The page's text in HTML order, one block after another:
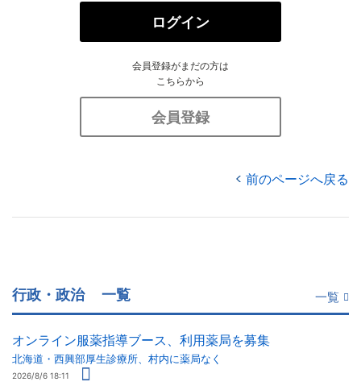
ログイン
会員登録がまだの方は
こちらから
会員登録
前のページへ戻る
行政・政治 一覧 一覧
オンライン服薬指導ブース、利用薬局を募集
北海道・西興部厚生診療所、村内に薬局なく
2026/8/6 18:11